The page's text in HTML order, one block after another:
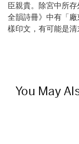
臣親貴。除宮中所
全韻詩冊》中有「
樣印文，有可能是清
You May